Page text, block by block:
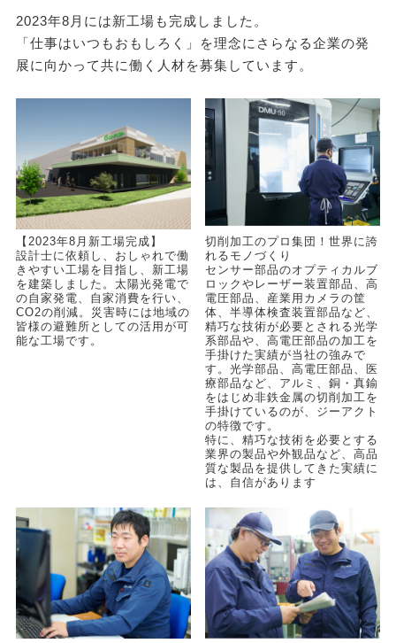
/ 採用プロセス /
1.応募→2.書類選考→3.面接→4.採否決定
/ 面接地 /
本社
/ 受付担当者 /
堀内
URL
http://g-act.jp/
2023年8月には新工場も完成しました。
「仕事はいつもおもしろく」を理念にさらなる企業の発
展に向かって共に働く人材を募集しています。
【2023年8月新工場完成】
設計士に依頼し、おしゃれで働
きやすい工場を目指し、新工場
を建築しました。太陽光発電で
の自家発電、自家消費を行い、
CO2の削減。災害時には地域の
皆様の避難所としての活用が可
能な工場です。
切削加工のプロ集団！世界に誇
れるモノづくり
センサー部品のオプティカルブ
ロックやレーザー装置部品、高
電圧部品、産業用カメラの筐
体、半導体検査装置部品など、
精巧な技術が必要とされる光学
系部品や、高電圧部品の加工を
手掛けた実績が当社の強みで
す。光学部品、高電圧部品、医
療部品など、アルミ、銅・真鍮
をはじめ非鉄金属の切削加工を
手掛けているのが、ジーアクト
の特徴です。
特に、精巧な技術を必要とする
業界の製品や外観品など、高品
質な製品を提供してきた実績に
は、自信があります